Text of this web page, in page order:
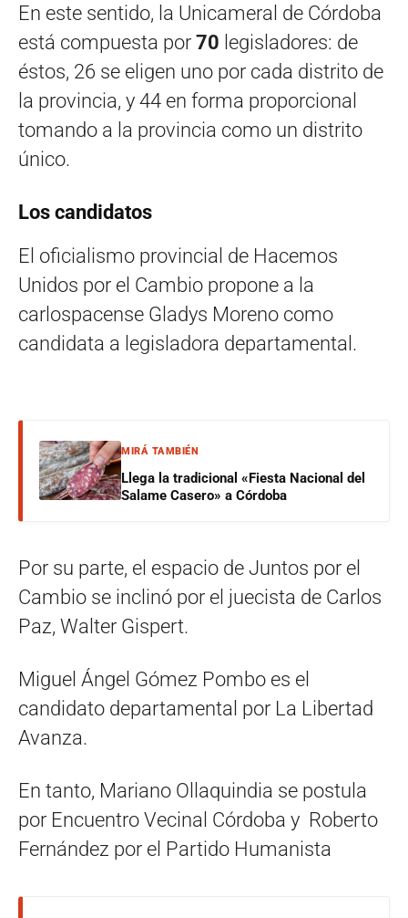
En este sentido, la Unicameral de Córdoba
está compuesta por 70 legisladores: de
éstos, 26 se eligen uno por cada distrito de
la provincia, y 44 en forma proporcional
tomando a la provincia como un distrito
único.
Los candidatos
El oficialismo provincial de Hacemos
Unidos por el Cambio propone a la
carlospacense Gladys Moreno como
candidata a legisladora departamental.
MIRÁ TAMBIÉN
Llega la tradicional «Fiesta Nacional del
Salame Casero» a Córdoba
Por su parte, el espacio de Juntos por el
Cambio se inclinó por el juecista de Carlos
Paz, Walter Gispert.
Miguel Ángel Gómez Pombo es el
candidato departamental por La Libertad
Avanza.
En tanto, Mariano Ollaquindia se postula
por Encuentro Vecinal Córdoba y Roberto
Fernández por el Partido Humanista